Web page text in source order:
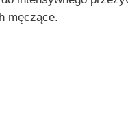
męczące.